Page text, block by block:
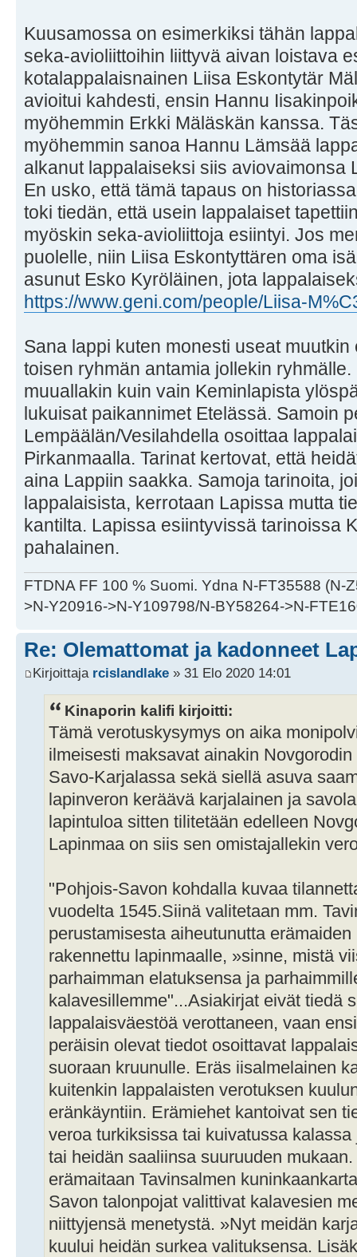
Kuusamossa on esimerkiksi tähän
seka-avioliittoihin liittyvä aivan loistava
kotalappalaisnainen Liisa Eskontytär
avioitui kahdesti, ensin Hannu
myöhemmin Erkki Mäläskän kanssa.
myöhemmin sanoa Hannu Lämsää
alkanut lappalaiseksi siis aviovaimonsa
En usko, että tämä tapaus on
toki tiedän, että usein lappalaiset
myöskin seka-avioliittoja esiintyi. Jos
puolelle, niin Liisa Eskontyttären oma
asunut Esko Kyröläinen, jota
https://www.geni.com/people/Liisa-
Sana lappi kuten monesti useat
toisen ryhmän antamia jollekin
muuallakin kuin vain Keminlapista
lukuisat paikannimet Etelässä. Samoin
Lempäälän/Vesilahdella osoittaa
Pirkanmaalla. Tarinat kertovat, että
aina Lappiin saakka. Samoja tarinoita,
lappalaisista, kerrotaan Lapissa mutta
kantilta. Lapissa esiintyvissä tarinoissa
pahalainen.
FTDNA FF 100 % Suomi. Ydna N-FT35588 (N-
>N-Y20916->N-Y109798/N-BY58264->N-
Re: Olemattomat ja kadonneet
Kirjoittaja rcislandlake » 31 Elo 2020 14:01
Kinaporin kalifi kirjoitti:
Tämä verotuskysymys on aika
ilmeisesti maksavat ainakin
Savo-Karjalassa sekä siellä asuva
lapinveron keräävä karjalainen ja
lapintuloa sitten tilitetään edelleen
Lapinmaa on siis sen omistajallekin
"Pohjois-Savon kohdalla kuvaa
vuodelta 1545.Siinä valitetaan mm.
perustamisesta aiheutunutta
rakennettu lapinmaalle, »sinne, mistä
parhaimman elatuksensa ja
kalavesillemme"...Asiakirjat eivät tiedä
lappalaisväestöä verottaneen, vaan
peräisin olevat tiedot osoittavat
suoraan kruunulle. Eräs iisalmelainen
kuitenkin lappalaisten verotuksen
eränkäyntiin. Erämiehet kantoivat sen
veroa turkiksissa tai kuivatussa
tai heidän saaliinsa suuruuden
erämaitaan Tavinsalmen
Savon talonpojat valittivat kalavesien
niittyjensä menetystä. »Nyt meidän
kuului heidän surkea valituksensa.